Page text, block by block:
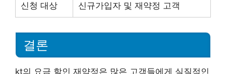
신청 대상 신규가입자 및 재약정 고객
결론
kt의 요금 할인 재약정은 많은 고객들에게 실질적인